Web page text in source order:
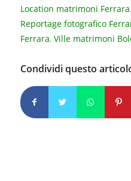
Location matrimoni Ferrara,
Reportage fotografico
Ferrara, Ville matrimoni
Condividi questo